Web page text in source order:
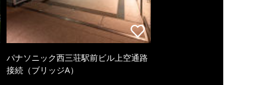
パナソニック西三荘駅前ビル上空通路
接続（ブリッジA）